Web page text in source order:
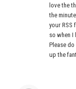
love the
the
your RSS
so when I
Please do
up the